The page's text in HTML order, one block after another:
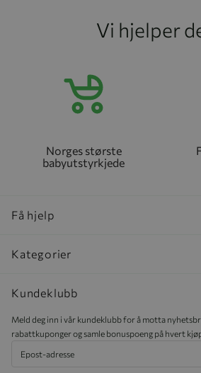
Vi hjelper
Norges største
babyutstyrkjede
Få hjelp
Kategorier
Kundeklubb
Meld deg inn i vår kundeklubb for å motta
rabattkuponger og samle bonuspoeng på hvert